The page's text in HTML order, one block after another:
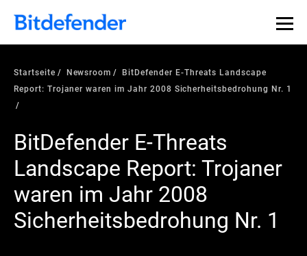
Startseite Newsroom
BitDefender E-Threats Landscape
Report: Trojaner waren im Jahr 2008 Sicherheitsbedrohung Nr. 1
BitDefender E-Threats
Landscape Report: Trojaner
waren im Jahr 2008
Sicherheitsbedrohung Nr. 1